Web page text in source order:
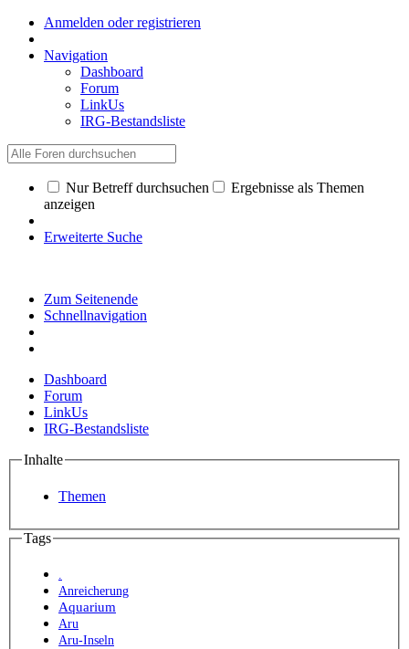
Anmelden oder registrieren
Navigation
Dashboard
Forum
LinkUs
IRG-Bestandsliste
Nur Betreff durchsuchen
Ergebnisse als Themen
anzeigen
Erweiterte Suche
Zum Seitenende
Schnellnavigation
Dashboard
Forum
LinkUs
IRG-Bestandsliste
Inhalte
Themen
Tags
.
Anreicherung
Aquarium
Aru
Aru-Inseln